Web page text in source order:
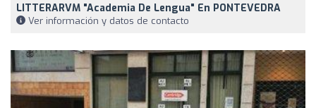
LITTERARVM "academia De Lengua" En PONTEVEDRA
Ver información y datos de contacto